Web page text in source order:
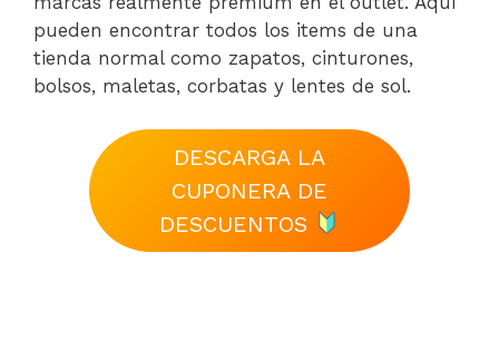
pueden encontrar todos los items de una
tienda normal como zapatos, cinturones,
bolsos, maletas, corbatas y lentes de sol.
DESCARGA LA
CUPONERA DE
DESCUENTOS